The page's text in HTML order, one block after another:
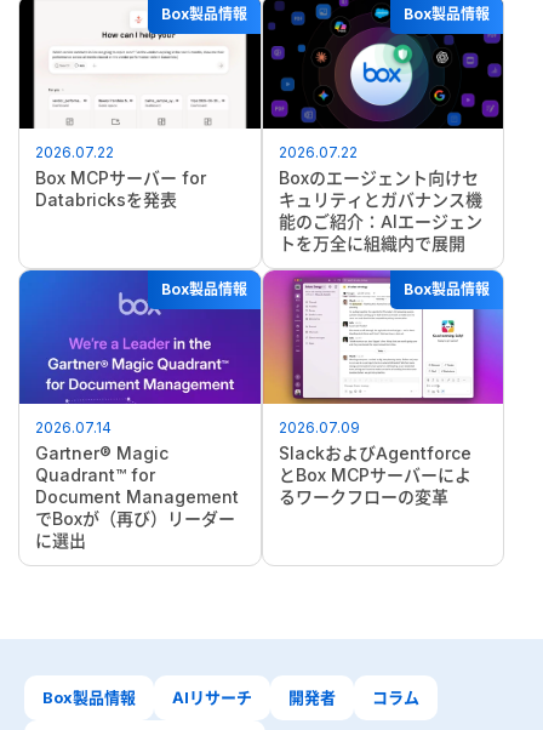
Box製品情報
2026.07.22
Box MCPサーバー for
Databricksを発表
Box製品情報
2026.07.22
Boxのエージェント向けセ
キュリティとガバナンス機
能のご紹介：AIエージェン
トを万全に組織内で展開
Box製品情報
2026.07.14
Gartner® Magic
Quadrant™ for
Document Management
でBoxが（再び）リーダー
に選出
Box製品情報
2026.07.09
SlackおよびAgentforce
とBox MCPサーバーによ
るワークフローの変革
Box製品情報 AIリサーチ 開発者 コラム